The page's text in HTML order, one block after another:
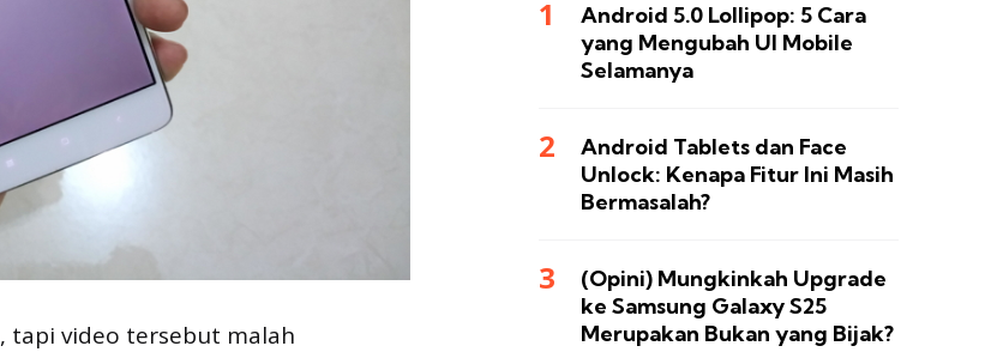
, tapi video tersebut malah
Android 5.0 Lollipop: 5 Cara
yang Mengubah UI Mobile
Selamanya
Android Tablets dan Face
Unlock: Kenapa Fitur Ini Masih
Bermasalah?
(Opini) Mungkinkah Upgrade
ke Samsung Galaxy S25
Merupakan Bukan yang Bijak?